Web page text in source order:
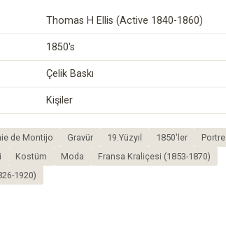
Thomas H Ellis (Active 1840-1860)
1850's
Çelik Baskı
Kişiler
de Montijo Gravür 19.Yüzyıl 1850'ler
Portre
Kostüm Moda
Fransa Kraliçesi (1853-1870)
1920)